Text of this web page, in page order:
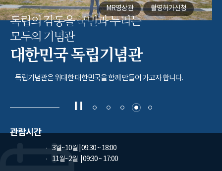
MR영상관 촬영허가신청
독립의 감동을 국민과 누리는
모두의 기념관
대한민국 독립기념관
독립기념관은 위대한 대한민국을 함께 만들어 가고자 합니다.
관람시간
3월~10월 | 09:30 ~ 18:00
11월~2월
| 09:30 ~ 17:00